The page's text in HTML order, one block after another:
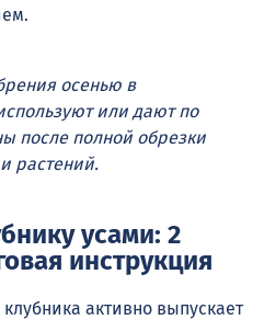
осенью в
или дают по
после полной обрезки
растений.
усами: 2
инструкция
активно выпускает